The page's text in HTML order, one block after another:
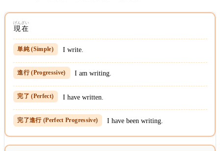
現在
げんざい
I write.
I am writing.
I have written.
I have been writing.